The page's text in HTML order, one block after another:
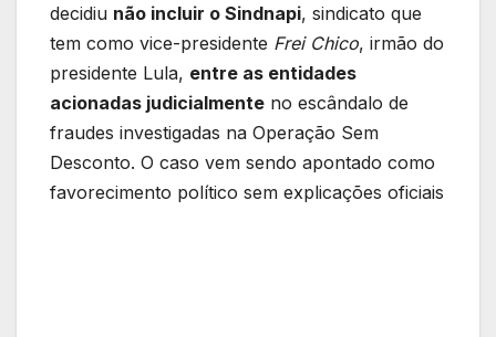
decidiu não incluir o Sindnapi, sindicato que
tem como vice-presidente Frei Chico, irmão do
presidente Lula, entre as entidades
acionadas judicialmente no escândalo de
fraudes investigadas na Operação Sem
Desconto. O caso vem sendo apontado como
favorecimento político sem explicações oficiais